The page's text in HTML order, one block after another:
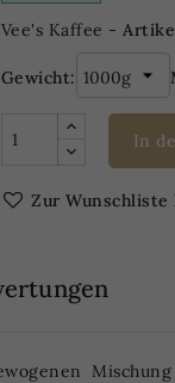
Vee's Kaffee -
Gewicht:
In
Zur Wunschliste